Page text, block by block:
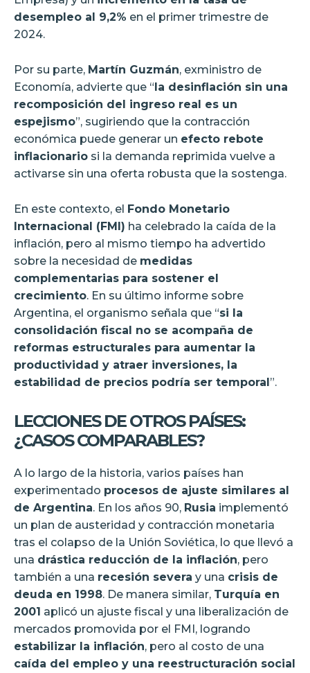
desempleo al 9,2% en el primer trimestre de
2024.
Por su parte, Martín Guzmán, exministro de
Economía, advierte que “la desinflación sin una
recomposición del ingreso real es un
espejismo”, sugiriendo que la contracción
económica puede generar un efecto rebote
inflacionario si la demanda reprimida vuelve a
activarse sin una oferta robusta que la sostenga.
En este contexto, el Fondo Monetario
Internacional (FMI) ha celebrado la caída de la
inflación, pero al mismo tiempo ha advertido
sobre la necesidad de medidas
complementarias para sostener el
crecimiento. En su último informe sobre
Argentina, el organismo señala que “si la
consolidación fiscal no se acompaña de
reformas estructurales para aumentar la
productividad y atraer inversiones, la
estabilidad de precios podría ser temporal”.
LECCIONES DE OTROS PAÍSES:
¿CASOS COMPARABLES?
A lo largo de la historia, varios países han
experimentado procesos de ajuste similares al
de Argentina. En los años 90, Rusia implementó
un plan de austeridad y contracción monetaria
tras el colapso de la Unión Soviética, lo que llevó a
una drástica reducción de la inflación, pero
también a una recesión severa y una crisis de
deuda en 1998. De manera similar, Turquía en
2001 aplicó un ajuste fiscal y una liberalización de
mercados promovida por el FMI, logrando
estabilizar la inflación, pero al costo de una
caída del empleo y una reestructuración social